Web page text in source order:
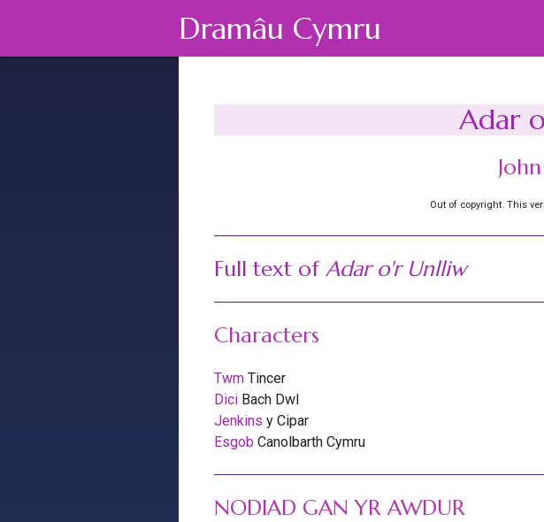
Dramâu Cymru
Adar
Out of copyright. This
Full text of Adar o'r Unlliw
Characters
TwmTincer
DiciBach Dwl
Jenkins y Cipar
Esgob Canolbarth Cymru
NODIAD GAN YR AWDUR